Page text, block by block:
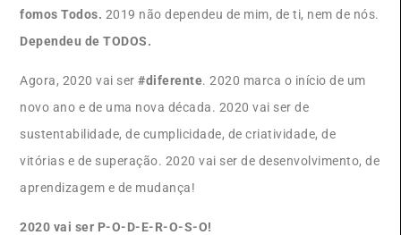
fomos Todos. 2019 não dependeu de mim, de ti, nem de nós.
Dependeu de TODOS.
Agora, 2020 vai ser#diferente. 2020 marca o início de um
novo ano e de uma nova década. 2020 vai ser de
sustentabilidade, de cumplicidade, de criatividade, de
vitórias e de superação. 2020 vai ser de desenvolvimento, de
aprendizagem e de mudança!
2020 vai ser P-O-D-E-R-O-S-O!